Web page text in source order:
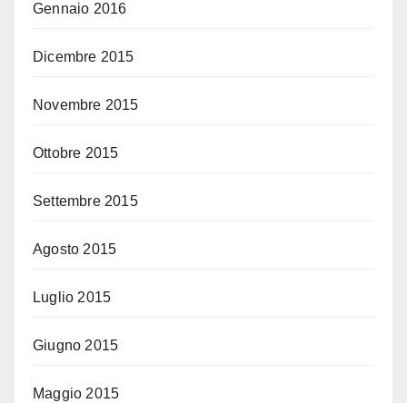
Gennaio 2016
Dicembre 2015
Novembre 2015
Ottobre 2015
Settembre 2015
Agosto 2015
Luglio 2015
Giugno 2015
Maggio 2015